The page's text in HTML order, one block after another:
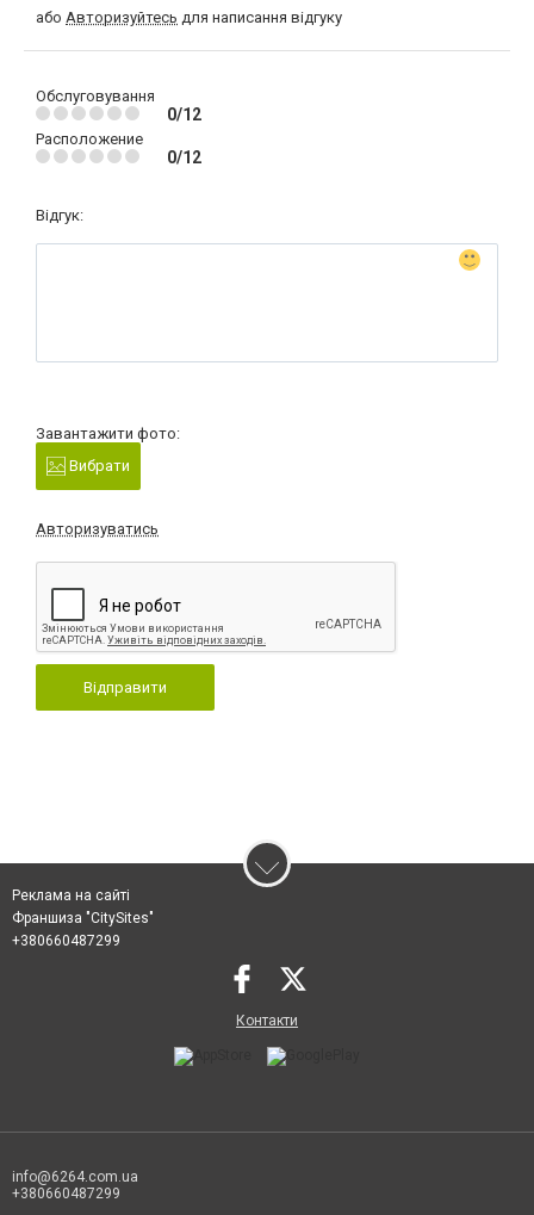
або Авторизуйтесь для написання відгуку
Обслуговування
0/12
Расположение
0/12
Відгук:
Завантажити фото:
Вибрати
Авторизуватись
Відправити
Реклама на сайті
Франшиза "CitySites"
+380660487299
Контакти
info@6264.com.ua
+380660487299